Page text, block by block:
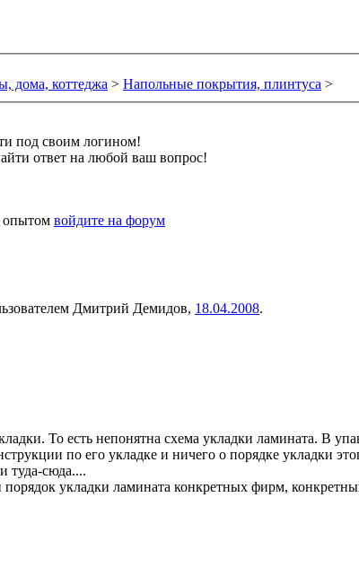
дома, коттеджа > Напольные покрытия, плинтуса >
под своим логином!
ответ на любой ваш вопрос!
опытом войдите на форум
Дмитрий Демидов, 18.04.2008.
То есть непонятна схема укладки ламината. В
по его укладке и ничего о порядке укладки
туда-сюда....
укладки ламината конкретных фирм,